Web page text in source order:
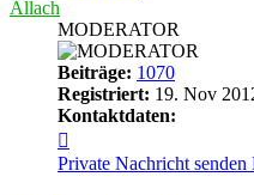
Allach
MODERATOR
Beiträge: 1070
Registriert: 19. Nov
Kontaktdaten:
von
Allach
Private Nachricht senden